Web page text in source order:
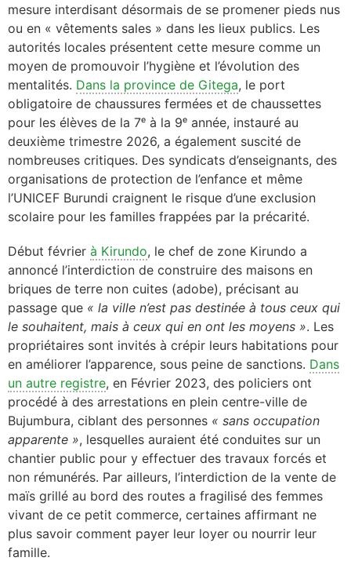
mesure interdisant désormais de se promener pieds nus
ou en « vêtements sales » dans les lieux publics. Les
autorités locales présentent cette mesure comme un
moyen de promouvoir l’hygiène et l’évolution des
mentalités. Dans la province de Gitega, le port
obligatoire de chaussures fermées et de chaussettes
pour les élèves de la 7ᵉ à la 9ᵉ année, instauré au
deuxième trimestre 2026, a également suscité de
nombreuses critiques. Des syndicats d’enseignants, des
organisations de protection de l’enfance et même
l’UNICEF Burundi craignent le risque d’une exclusion
scolaire pour les familles frappées par la précarité.
Début février à Kirundo, le chef de zone Kirundo a
annoncé l’interdiction de construire des maisons en
briques de terre non cuites (adobe), précisant au
passage que « la ville n’est pas destinée à tous ceux qui
le souhaitent, mais à ceux qui en ont les moyens ». Les
propriétaires sont invités à crépir leurs habitations pour
en améliorer l’apparence, sous peine de sanctions. Dans
un autre registre, en Février 2023, des policiers ont
procédé à des arrestations en plein centre-ville de
Bujumbura, ciblant des personnes « sans occupation
apparente », lesquelles auraient été conduites sur un
chantier public pour y effectuer des travaux forcés et
non rémunérés. Par ailleurs, l’interdiction de la vente de
maïs grillé au bord des routes a fragilisé des femmes
vivant de ce petit commerce, certaines affirmant ne
plus savoir comment payer leur loyer ou nourrir leur
famille.